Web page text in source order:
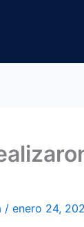
/ enero 24,